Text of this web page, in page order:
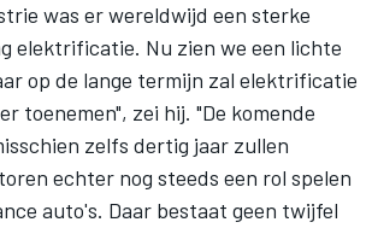
was er wereldwijd een sterke
elektrificatie. Nu zien we een lichte
op de lange termijn zal elektrificatie
toenemen", zei hij. "De komende
zelfs dertig jaar zullen
echter nog steeds een rol spelen
auto's. Daar bestaat geen twijfel